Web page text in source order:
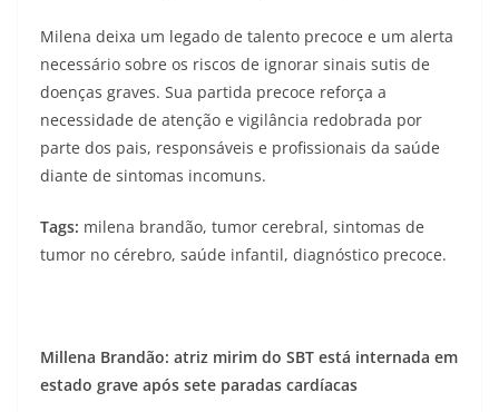
Milena deixa um legado de talento precoce e um alerta
necessário sobre os riscos de ignorar sinais sutis de
doenças graves. Sua partida precoce reforça a
necessidade de atenção e vigilância redobrada por
parte dos pais, responsáveis e profissionais da saúde
diante de sintomas incomuns.
Tags: milena brandão, tumor cerebral, sintomas de
tumor no cérebro, saúde infantil, diagnóstico precoce.
Millena Brandão: atriz mirim do SBT está internada em
estado grave após sete paradas cardíacas